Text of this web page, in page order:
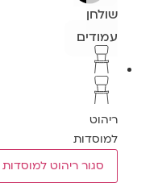
שולחן
עמודים
ריהוט
למוסדות
סגור ריהוט למוסדות